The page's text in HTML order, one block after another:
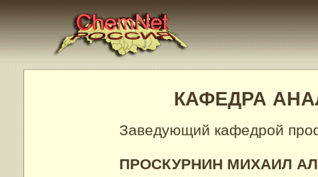
КАФЕДРА
Заведующий кафедрой
ПРОСКУРНИН МИХАИЛ